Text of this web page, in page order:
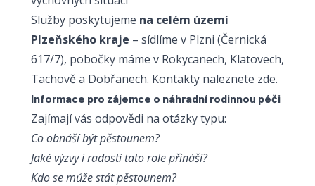
Služby poskytujeme na celém území
Plzeňského kraje – sídlíme v Plzni (Černická
617/7), pobočky máme v Rokycanech, Klatovech,
Tachově a Dobřanech. Kontakty naleznete zde.
Informace pro zájemce o náhradní rodinnou péči
Zajímají vás odpovědi na otázky typu:
Co obnáší být pěstounem?
Jaké výzvy i radosti tato role přináší?
Kdo se může stát pěstounem?